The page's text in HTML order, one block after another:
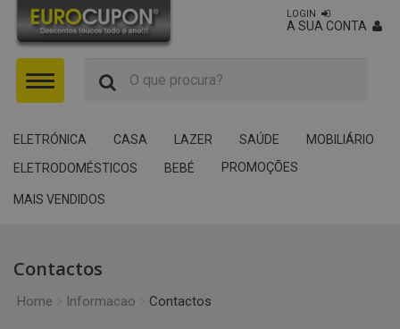
Menu
LOGIN
A SUA CONTA
ELETRÓNICA CASA LAZER SAÚDE
MOBILIÁRIO
ELETRODOMÉSTICOS
BEBÉ PROMOÇÕES
MAIS VENDIDOS
Contactos
Home Informacao Contactos